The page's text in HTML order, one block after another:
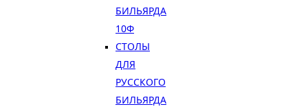
БИЛЬЯРДА
10Ф
СТОЛЫ
ДЛЯ
РУССКОГО
БИЛЬЯРДА